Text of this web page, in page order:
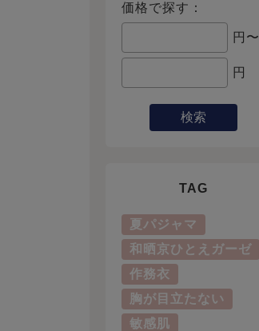
価格で探す：
円〜
円
検索
TAG
夏パジャマ
和晒京ひとえガーゼ
作務衣
胸が目立たない
敏感肌